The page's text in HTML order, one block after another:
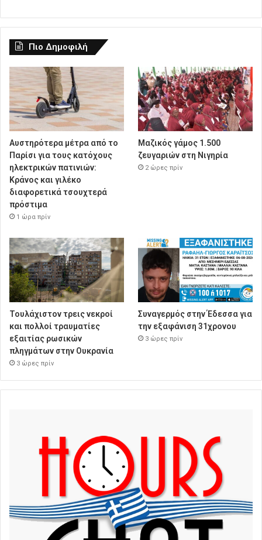
Πιο Δημοφιλή
Αυστηρότερα μέτρα από το
Παρίσι για τους κατόχους
ηλεκτρικών πατινιών:
Κράνος και γιλέκο
διαφορετικά τσουχτερά
πρόστιμα
1 ώρα πρίν
Μαζικός γάμος 1.500
ζευγαριών στη Νιγηρία
2 ώρες πρίν
Τουλάχιστον τρεις νεκροί
και πολλοί τραυματίες
εξαιτίας ρωσικών
πληγμάτων στην Ουκρανία
3 ώρες πρίν
Συναγερμός στην Έδεσσα για
την εξαφάνιση 31χρονου
3 ώρες πρίν